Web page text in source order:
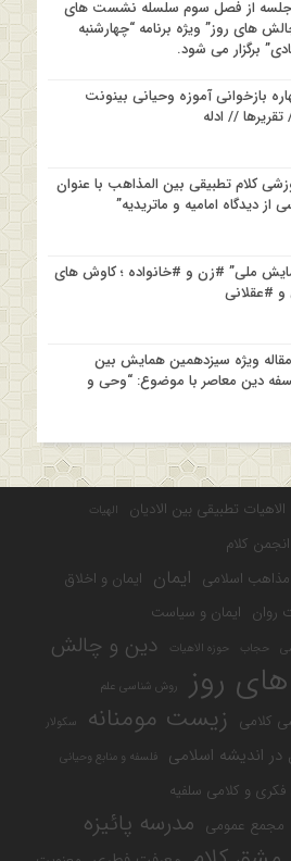
از فصل سوم سلسله نشست های
های روز” ویژه برنامه “چهارشنبه
برگزار می شود.
بازخوانی آموزه وحیانی بینونت
// ادله
کلام تطبیقی بین المذاهب با عنوان
از دیدگاه امامیه و ماتریدیه”
ملی” #زن و #خانواده ؛ کاوش های
#عقلانی
ویژه سیزدهمین همایش بین
دین معاصر با موضوع: “وحی و
الاهیات تطبیقی بین الادیان الهیات
انجمن کلام
اسلامی ایمان ایمان و اخلاق
روان ایمان و سیاست
حجاب حوزه الاهیات دین و چالش
روز روش شناسی علم
کلامی زیست مومنانه سکولار
در اندیشه اسلامی فلسفه و منابع وحیانی
فکری و کلامی سلفیه
مجمع عمومی مدرسه پائیزه